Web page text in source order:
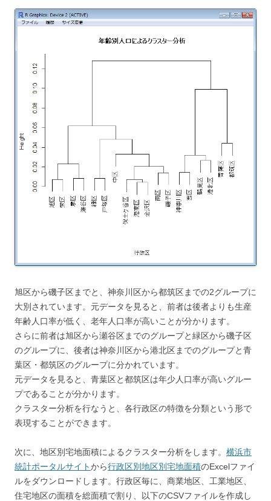
旭区から磯子区までと、神奈川区から都筑区までの2グループに
大別されています。元データを見ると、前者は後者よりも生産
年齢人口率が低く、老年人口率が高いことが分かります。
さらに前者は旭区から瀬谷区までのグループと緑区から磯子区
のグループに、後者は神奈川区から港北区までのグループと青
葉区・都筑区のグループに分かれています。
元データを見ると、青葉区と都筑区は年少人口率が高いグルー
プであることが分かります。
クラスター分析を行なうと、各行政区の特徴を分類という形で
表現することができます。
次に、地区別宅地面積によるクラスター分析をします。 横浜市
統計ポータルサイトから行政区別地区別宅地面積のExcelファイ
ルをダウンロードします。行政区毎に、商業地区、工業地区、
住宅地区の面積を総面積で割り、以下のCSVファイルを作成し